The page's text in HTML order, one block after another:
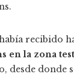
recibido
en la zona
desde donde